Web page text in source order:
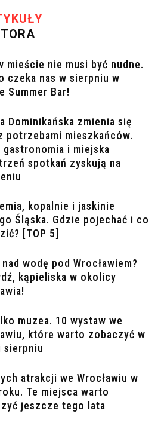
mieście nie musi być nudne.
czeka nas w sierpniu w
Summer Bar!
Dominikańska zmienia się
potrzebami mieszkańców.
gastronomia i miejska
spotkań zyskują na
kopalnie i jaskinie
Śląska. Gdzie pojechać i co
[TOP 5]
wodę pod Wrocławiem?
kąpieliska w okolicy
muzea. 10 wystaw we
które warto zobaczyć w
sierpniu
atrakcji we Wrocławiu w
Te miejsca warto
jeszcze tego lata